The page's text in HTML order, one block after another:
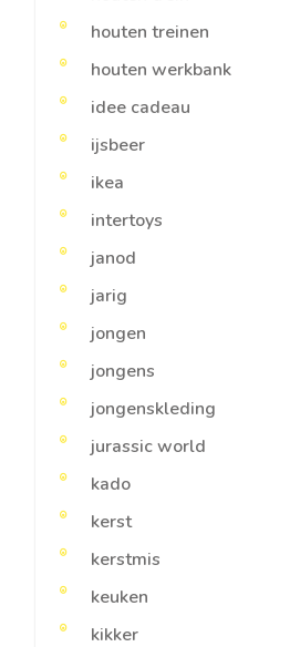
houten treinen
houten werkbank
idee cadeau
ijsbeer
ikea
intertoys
janod
jarig
jongen
jongens
jongenskleding
jurassic world
kado
kerst
kerstmis
keuken
kikker